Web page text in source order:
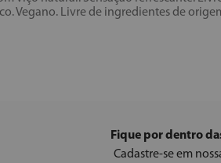
Vegano. Livre de ingredientes de
Fique por dentro
Cadastre-se em